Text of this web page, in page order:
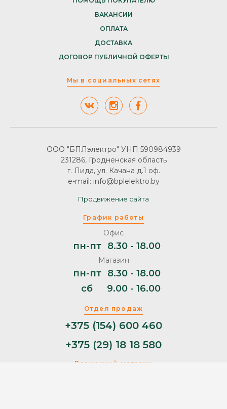
ВАКАНСИИ
ОПЛАТА
ДОСТАВКА
ДОГОВОР ПУБЛИЧНОЙ ОФЕРТЫ
Мы в социальных сетях
Отдел продаж
+375 (154) 600 460
+375 (29) 18 18 580
Розничный магазин
График работы
Офис
пн-пт 8.30 - 18.00
Магазин
пн-пт
8.30 - 18.00
сб
9.00 - 16.00
ООО "БПЛэлектро" УНП 590984939
231286, Гродненская область
г. Лида, ул. Качана д.1 оф.
e-mail: info@bplelektro.by
Продвижение сайта